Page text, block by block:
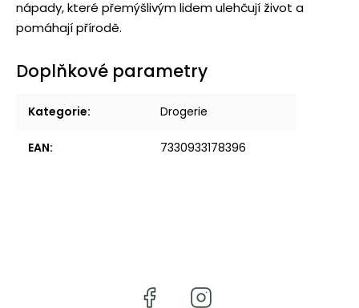
nápady, které přemýšlivým lidem ulehčují život a
pomáhají přírodě.
Doplňkové parametry
Kategorie: Drogerie
EAN: 7330933178396